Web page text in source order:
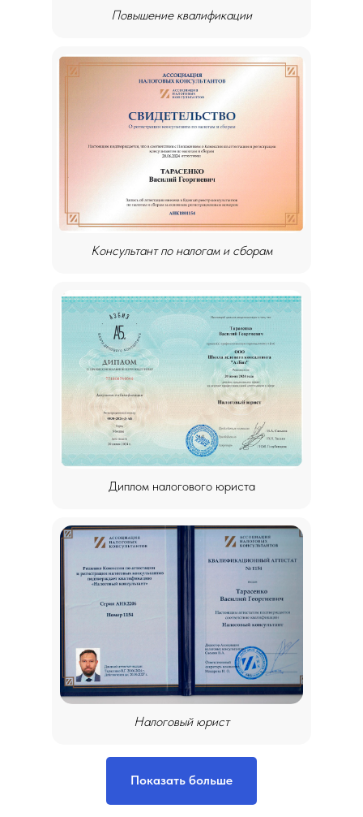
Повышение квалификации
Консультант по налогам и сборам
Налоговый юрист
Диплом налогового юриста
Показать больше